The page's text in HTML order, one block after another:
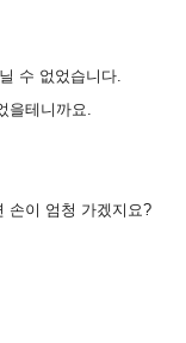
수 없었습니다.
을테니까요.
손이 엄청 가겠지요?